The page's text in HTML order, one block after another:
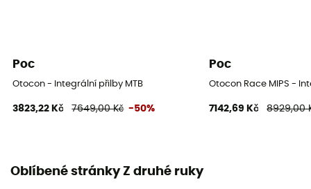
Poc
Otocon - Integrální přilby MTB
3823,22 Kč 7649,00 Kč -50%
Poc
Otocon Race MIPS -
7142,69 Kč 8929,00
Oblíbené stránky Z druhé ruky